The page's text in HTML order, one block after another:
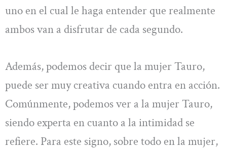
uno en el cual le haga entender que realmente
ambos van a disfrutar de cada segundo.
Además, podemos decir que la mujer Tauro,
puede ser muy creativa cuando entra en acción.
Comúnmente, podemos ver a la mujer Tauro,
siendo experta en cuanto a la intimidad se
refiere. Para este signo, sobre todo en la mujer,